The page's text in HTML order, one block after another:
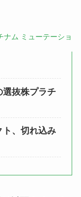
ナム ミューテーショ
選抜株プラチ
ト、切れ込み